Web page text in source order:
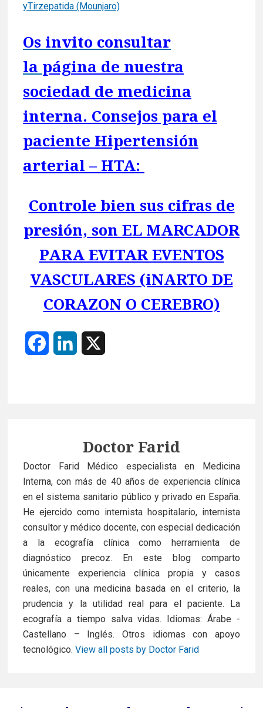
yTirzepatida (Mounjaro)
Os invito consultar
la página de nuestra
sociedad de medicina
interna. Consejos para el
paciente Hipertensión
arterial – HTA:
Controle bien sus cifras de
presión, son EL MARCADOR
PARA EVITAR EVENTOS
VASCULARES (iNARTO DE
CORAZON O CEREBRO)
o
k
d
I
n
Author
Doctor Farid
Doctor Farid Médico especialista en Medicina
Interna, con más de 40 años de experiencia clínica
en el sistema sanitario público y privado en España.
He ejercido como internista hospitalario, internista
consultor y médico docente, con especial dedicación
a la ecografía clínica como herramienta de
diagnóstico precoz. En este blog comparto
únicamente experiencia clínica propia y casos
reales, con una medicina basada en el criterio, la
prudencia y la utilidad real para el paciente. La
ecografía a tiempo salva vidas. Idiomas: Árabe -
Castellano – Inglés. Otros idiomas con apoyo
tecnológico. View all posts by Doctor Farid